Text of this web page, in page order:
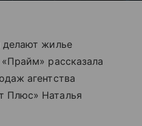
жилье
рассказала
агентства
Плюс» Наталья